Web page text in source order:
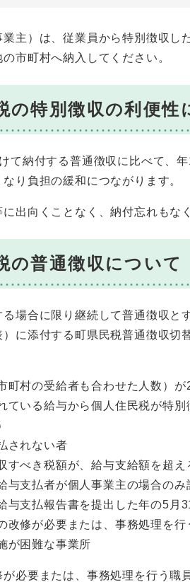
主）は、従業員から特別徴収し
市町村へ納入してください。
の特別徴収の利便性
て納付する普通徴収に比べて、
り負担の緩和につながります。
出向くことなく、納付忘れもな
の普通徴収について
場合に限り継続して普通徴収と
に添付する町県民税普通徴収切
町村の受給者も合わせた人数）が
ている給与から個人住民税が特
されない者
すべき税額が、給与支給額を超え
与支払者が個人事業主の場合のみ
与支払報告書を提出した年の5月
改修が必要または、事務処理を
が困難な事業所
必要または、事務処理を行う職